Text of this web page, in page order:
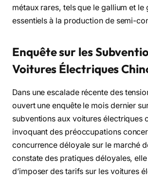
métaux rares, tels que le gallium et le
essentiels à la production de semi-
Enquête sur les
Voitures Électriques
Dans une escalade récente des
ouvert une enquête le mois dernier
subventions aux voitures électriques
invoquant des préoccupations
concurrence déloyale sur le marché
constate des pratiques déloyales,
d’imposer des tarifs sur les voitures